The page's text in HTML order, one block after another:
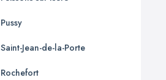
Pussy
Saint-Jean-de-la-Porte
Rochefort